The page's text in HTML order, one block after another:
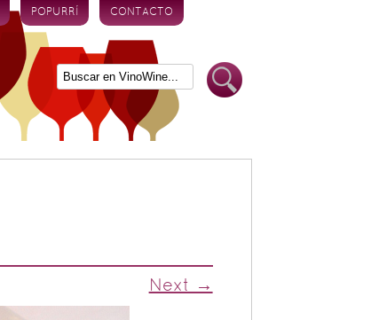
POPURRÍ CONTACTO
Next →